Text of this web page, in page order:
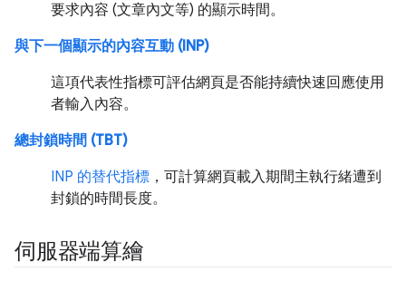
要求內容 (文章內文等) 的顯示時間。
與下一個顯示的內容互動 (INP)
這項代表性指標可評估網頁是否能持續快速回應使用
者輸入內容。
總封鎖時間 (TBT)
INP 的替代指標 ，可計算網頁載入期間主執行緒遭到
封鎖的時間長度。
伺服器端算繪